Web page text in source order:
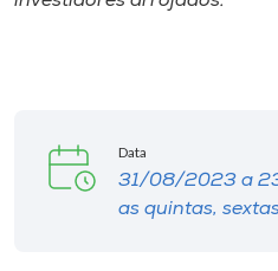
Store
Data
31/08/2023 a
as quintas,